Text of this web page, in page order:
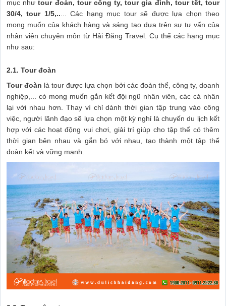
mục như tour đoàn, tour công ty, tour gia đình, tour tết, tour
30/4, tour 1/5,.. ... Các hạng mục tour sẽ được lựa chọn theo
mong muốn của khách hàng và sáng tạo dựa trên sự tư vấn của
nhân viên chuyên môn từ Hải Đăng Travel. Cụ thể các hạng mục
như sau:
2.1. Tour đoàn
Tour đoàn là tour được lựa chọn bởi các đoàn thể, công ty, doanh
nghiệp,... có mong muốn gắn kết đội ngũ nhân viên, các cá nhân
lại với nhau hơn. Thay vì chỉ dành thời gian tập trung vào công
việc, người lãnh đạo sẽ lựa chọn một kỳ nghỉ là chuyến du lịch kết
hợp với các hoạt động vui chơi, giải trí giúp cho tập thể có thêm
thời gian bên nhau và gắn bó với nhau, tạo thành một tập thể
đoàn kết và vững mạnh.